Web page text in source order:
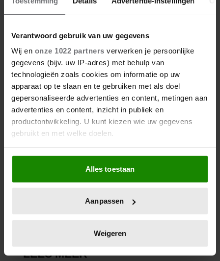
Verantwoord gebruik van uw gegevens
Wij en onze 1022 partners verwerken je persoonlijke
gegevens (bijv. uw IP-adres) met behulp van
technologieën zoals cookies om informatie op uw
apparaat op te slaan en te gebruiken met als doel
gepersonaliseerde advertenties en content, metingen aan
advertenties en content, inzicht in publiek en
productontwikkeling. U kunt kiezen wie uw gegevens
gebruikt en met welke doelen.
Als u het toestaat, willen we ook graag:
Informatie verzamelen over uw geografische
locatie, die tot een paar meter nauwkeurig kan zijn
scannen op specifieke eigenschappen (fingerprinting)
verwerkt en stel uw voorkeuren in het
intrekken in de Cookieverklaring.
Alles toestaan
Aanpassen
Weigeren
OVER VADER IVO: ‘EEN BEETJE
ONSYMPATHIEK’
06/08/2026
ROXEANNE EN ANDRÉ HAZES
DENKEN TERUG AAN ‘KAPOT
ENGE’ HAZES-IMITATOR: ‘ECHT
NIET GOED BIJ JE PAASEI’